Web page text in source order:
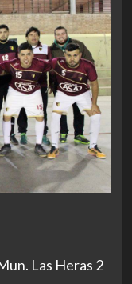
Las Heras 2